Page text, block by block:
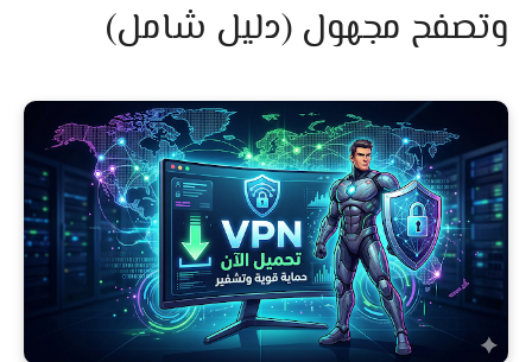
وتصفح مجهول (دليل شامل)